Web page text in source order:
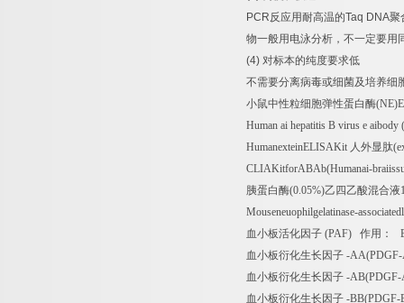
PCR反应用耐高温的Taq DNA聚
物一般用电泳分析，不一定要用
(4) 对标本的纯度要求低
不需要分离病毒或细菌及培养细
小鼠中性粒细胞弹性蛋白酶
Human ai hepatitis B virus e
HumanexteinELISAKit 人外显肽
CLIAKitforABAb(Humanai-
胰蛋白酶(0.05%)乙四乙酸混合液
Mouseneuophilgelatinase-
血小板活化因子 (PAF) 作用：
血小板衍化生长因子 -
血小板衍化生长因子 -
血小板衍化生长因子 -